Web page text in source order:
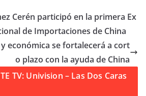
Cerén participó en la primera Ex
de Importaciones de China
económica se fortalecerá a cort
o plazo con la ayuda de China
TV: Univision – Las Dos Caras